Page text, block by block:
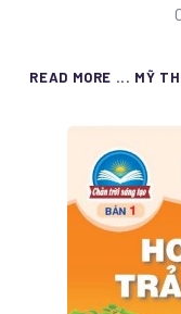
READ MORE ... MỸ